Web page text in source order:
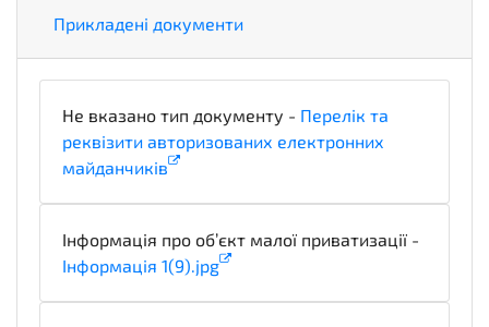
Прикладені документи
Не вказано тип документу - Перелік та
реквізити авторизованих електронних
майданчиків
Інформація про об’єкт малої приватизації -
Інформація 1(9).jpg